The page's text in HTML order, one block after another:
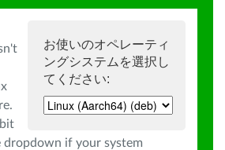
お使いのオペレーティ
ングシステムを選択し
てください:
if your system